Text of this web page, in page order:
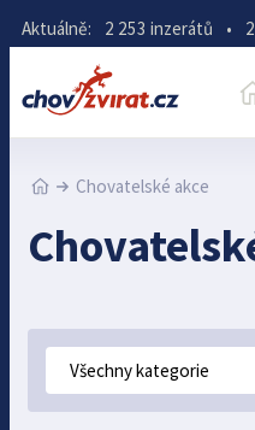
Aktuálně: 2 253 inzerátů •
Chovatelské akce
Všechny kategorie